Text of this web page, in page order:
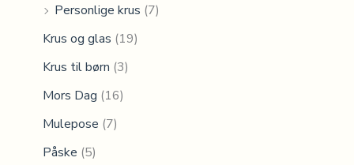
Personlige krus (7)
Krus og glas (19)
Krus til børn (3)
Mors Dag (16)
Mulepose (7)
Påske (5)